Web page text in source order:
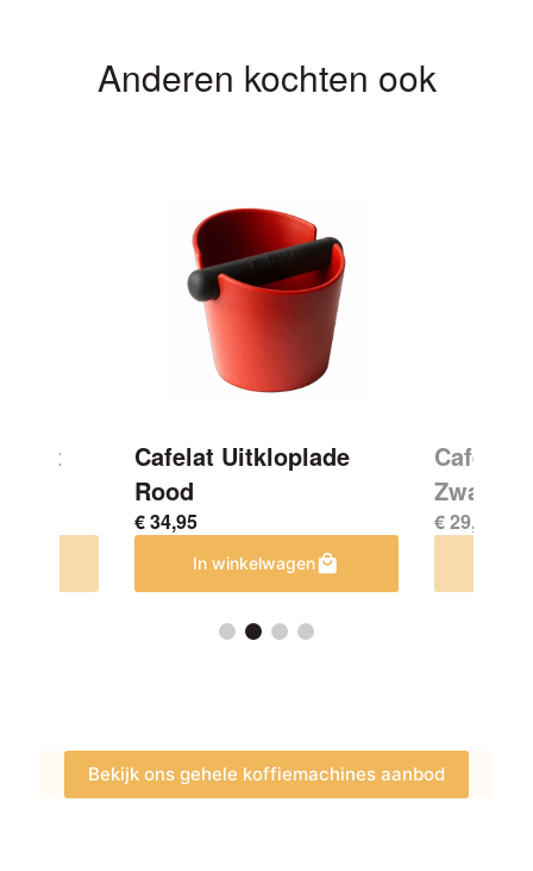
Anderen kochten ook
Cafelat Uitkloplade
Rood
€34,95
In winkelwagen
Cafelat
Zwart
€29,95
Bekijk ons gehele koffiemachines aanbod